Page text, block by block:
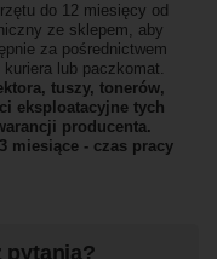
do 12 miesięcy od
ze sklepem, aby
za pośrednictwem
kuriera lub paczkomat.
tuszy, tonerów,
eksploatacyjne tych
producenta.
miesiące - czas pracy
pytania?